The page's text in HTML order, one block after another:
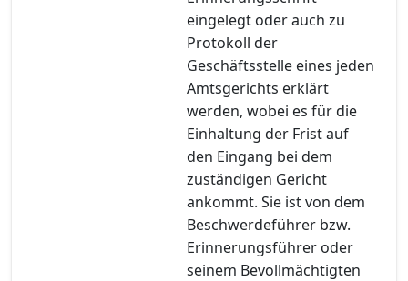
eingelegt oder auch zu
Protokoll der
Geschäftsstelle eines jeden
Amtsgerichts erklärt
werden, wobei es für die
Einhaltung der Frist auf
den Eingang bei dem
zuständigen Gericht
ankommt. Sie ist von dem
Beschwerdeführer bzw.
Erinnerungsführer oder
seinem Bevollmächtigten